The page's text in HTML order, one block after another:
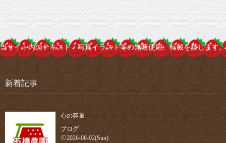
当サイト内のテキスト・写真イラスト等の無断使用、転載を禁じます。
新着記事
心の容量
ブログ
2026-08-02(Sun)